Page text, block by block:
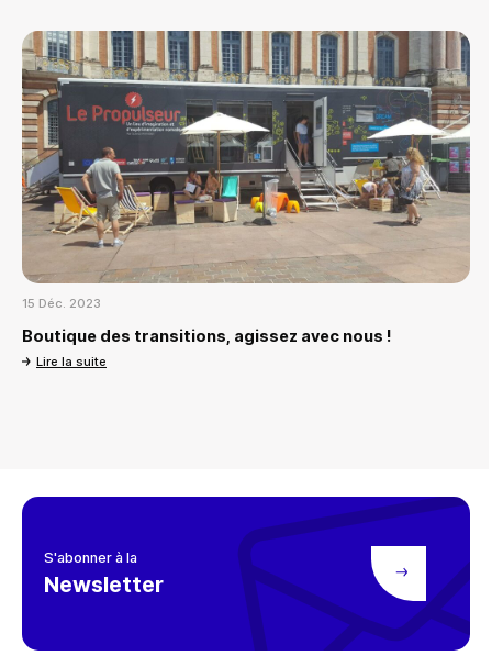
15 Déc. 2023
Boutique des transitions, agissez avec nous !
Lire la suite
S'abonner à la
Newsletter